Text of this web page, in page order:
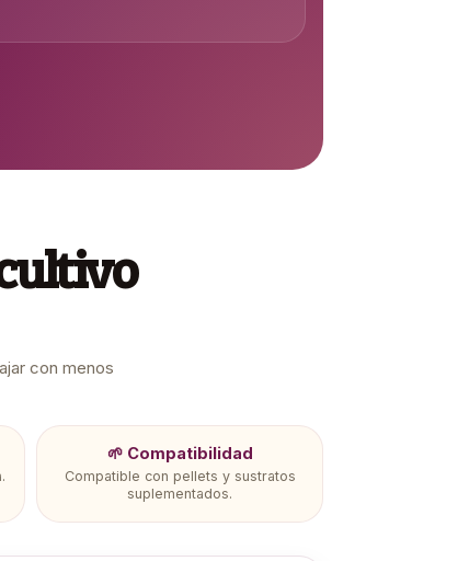
con menos
🌱 Compatibilidad
Compatible con pellets y sustratos
suplementados.